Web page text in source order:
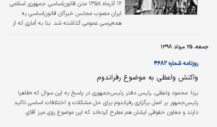
۱۲ آذرماه ۱۳۵۸ متن قانون‌اساسی جمهوری اسلامی
ایران مصوب مجلس خبرگان قانون‌اساسی به
همه‌پرسی عمومی گذاشته شد. بنا به آماری که از
درصد منفی و مثبت تقریبا برابر بود و تنها افت در
تعداد آرا داشت که آن هم به علت عدم شرکت
چند گروه سیاسی در رفراندوم …
جمعه، ۲۵ مرداد ۱۳۹۸
روزنامه شماره ۴۶۸۲
واکنش واعظی به موضوع رفراندوم
برنا: محمود واعظی، رئیس دفتر رئیس‌جمهوری در پاسخ به این سوال که «ظاهرا
رئیس‌جمهور بر اصل برگزاری رفراندوم برای حل مشکلات و اختلافات اساسی تاکید
دارند و معاون حقوقی ایشان هم مطرح کرده‌اند که این موضوع روی میز آقای